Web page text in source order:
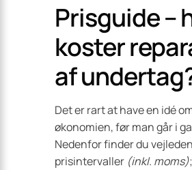
Prisguide –
koster
af
Det er rart at have en idé
økonomien, før man går i
Nedenfor finder du
prisintervaller (inkl. moms)